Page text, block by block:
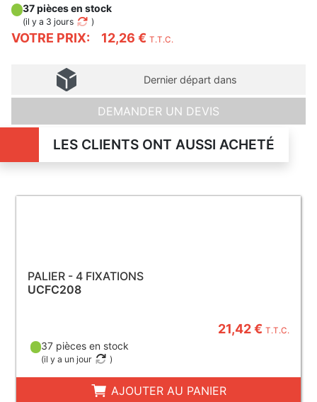
VOTRE PRIX: 12,26 € T.T.C.
37 pièces en stock
(il y a 3 jours )
Dernier départ dans
DEMANDER UN DEVIS
LES CLIENTS ONT AUSSI ACHETÉ
PALIER - 4 FIXATIONS
UCFC208
21,42 €T.T.C.
37 pièces en stock
(il y a un jour )
AJOUTER AU PANIER